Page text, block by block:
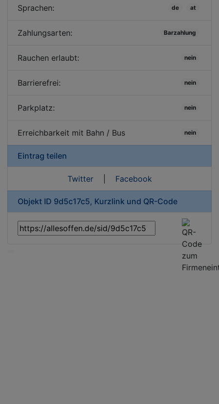
Sprachen: de at
Zahlungsarten: Barzahlung
Rauchen erlaubt: nein
Barrierefrei: nein
Parkplatz: nein
Erreichbarkeit mit Bahn / Bus nein
Eintrag teilen
Twitter| Facebook
Objekt ID 9d5c17c5, Kurzlink und QR-Code